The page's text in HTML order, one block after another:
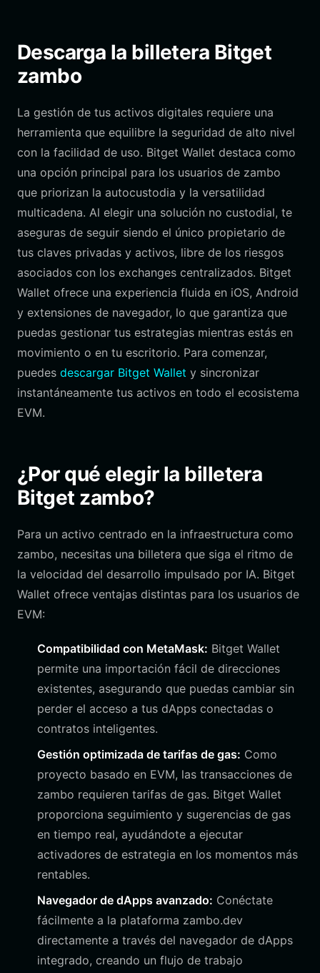
Descarga la billetera Bitget
zambo
La gestión de tus activos digitales requiere una
herramienta que equilibre la seguridad de alto nivel
con la facilidad de uso. Bitget Wallet destaca como
una opción principal para los usuarios de zambo
que priorizan la autocustodia y la versatilidad
multicadena. Al elegir una solución no custodial, te
aseguras de seguir siendo el único propietario de
tus claves privadas y activos, libre de los riesgos
asociados con los exchanges centralizados. Bitget
Wallet ofrece una experiencia fluida en iOS, Android
y extensiones de navegador, lo que garantiza que
puedas gestionar tus estrategias mientras estás en
movimiento o en tu escritorio. Para comenzar,
puedes descargar Bitget Wallet y sincronizar
instantáneamente tus activos en todo el ecosistema
EVM.
¿Por qué elegir la billetera
Bitget zambo?
Para un activo centrado en la infraestructura como
zambo, necesitas una billetera que siga el ritmo de
la velocidad del desarrollo impulsado por IA. Bitget
Wallet ofrece ventajas distintas para los usuarios de
EVM:
Compatibilidad con MetaMask: Bitget Wallet
permite una importación fácil de direcciones
existentes, asegurando que puedas cambiar sin
perder el acceso a tus dApps conectadas o
contratos inteligentes.
Gestión optimizada de tarifas de gas: Como
proyecto basado en EVM, las transacciones de
zambo requieren tarifas de gas. Bitget Wallet
proporciona seguimiento y sugerencias de gas
en tiempo real, ayudándote a ejecutar
activadores de estrategia en los momentos más
rentables.
Navegador de dApps avanzado: Conéctate
fácilmente a la plataforma zambo.dev
directamente a través del navegador de dApps
integrado, creando un flujo de trabajo